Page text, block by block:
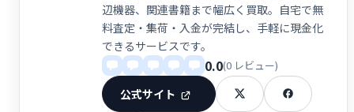
辺機器、関連書籍まで幅広く買取。自宅で無
料査定・集荷・入金が完結し、手軽に現金化
できるサービスです。
0.0(0 レビュー)
公式サイト